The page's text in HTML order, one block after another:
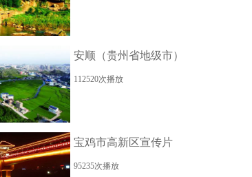
安顺（贵州省地级市）
112520次播放
宝鸡市高新区宣传片
95235次播放